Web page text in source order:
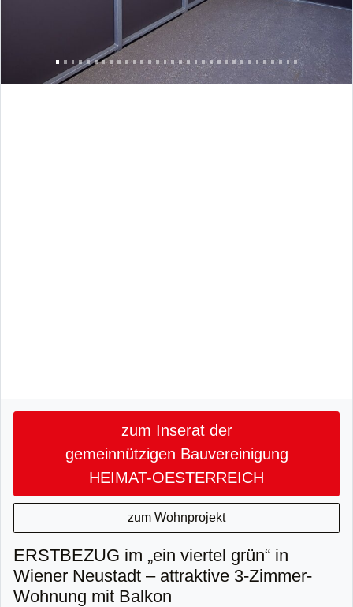
zum Inserat der
gemeinnützigen Bauvereinigung
HEIMAT-OESTERREICH
zum Wohnprojekt
ERSTBEZUG im „ein viertel grün“ in
Wiener Neustadt – attraktive 3-Zimmer-
Wohnung mit Balkon